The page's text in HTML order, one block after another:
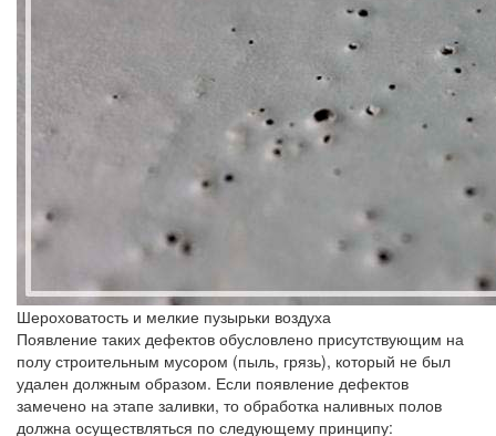
Шероховатость и мелкие пузырьки воздуха
Появление таких дефектов обусловлено присутствующим на
полу строительным мусором (пыль, грязь), который не был
удален должным образом. Если появление дефектов
замечено на этапе заливки, то обработка наливных полов
должна осуществляться по следующему принципу: